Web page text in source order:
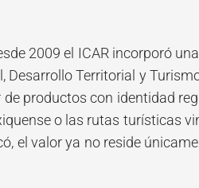
2009 el ICAR incorporó
Territorial y
productos con identidad
o las rutas turísticas
el valor ya no reside